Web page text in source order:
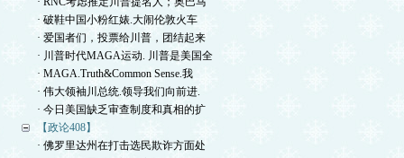
· 破鞋中国小粉红婊.大闹伦敦火车
· 爱国者们，投票给川普，团结起来
· 川普时代MAGA运动. 川普是美国全
· MAGA.Truth&Common Sense.我
· 伟大领袖川总统.领导我们向前进.
· 今日美国缺乏审查制度和真相的扩
【政论408】
· 佛罗里达州在打击选民欺诈方面处